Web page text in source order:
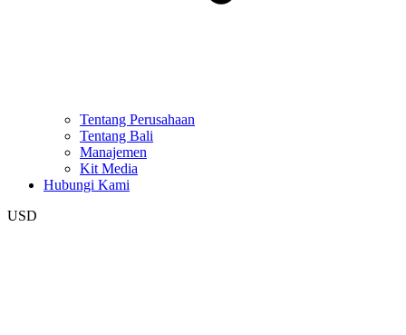
Tentang Perusahaan
Tentang Bali
Manajemen
Kit Media
Hubungi Kami
USD